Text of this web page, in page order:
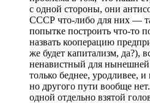
с одной стороны, они
СССР что-либо для них —
попытке построить что-то
назвать кооперацию
же будет капитализм, да?),
ненавистный для
только беднее, уродливее,
но другого пути вообще
одной отдельно взятой